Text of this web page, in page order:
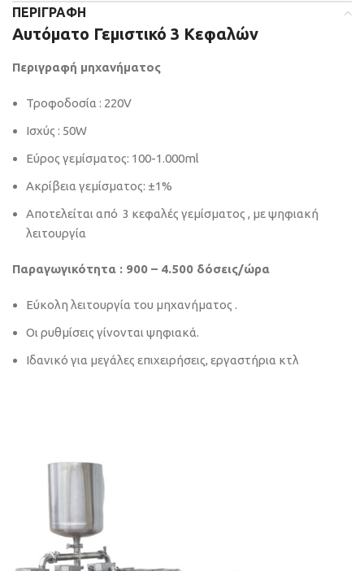
ΠΕΡΙΓΡΑΦΉ
Αυτόματο Γεμιστικό 3 Κεφαλών
Περιγραφή μηχανήματος
Τροφοδοσία : 220V
Ισχύς : 50W
Εύρος γεμίσματος: 100-1.000ml
Ακρίβεια γεμίσματος: ±1%
Αποτελείται από 3 κεφαλές γεμίσματος , με ψηφιακή
λειτουργία
Παραγωγικότητα : 900 – 4.500 δόσεις/ώρα
Εύκολη λειτουργία του μηχανήματος .
Οι ρυθμίσεις γίνονται ψηφιακά.
Ιδανικό για μεγάλες επιχειρήσεις, εργαστήρια κτλ